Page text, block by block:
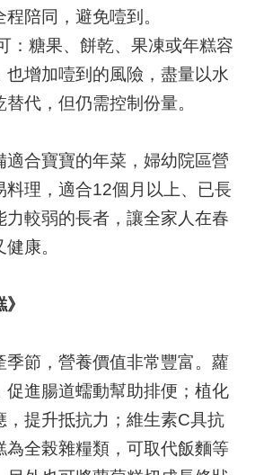
陪同，避免噎到。
：糖果、餅乾、果凍或年糕容
也增加噎到的風險，盡量以水
代，但仍需控制份量。
適合寶寶的年菜，婦幼院區營
料理，適合12個月以上、已長
力較弱的長者，讓全家人在春
康。
季節，營養價值非常豐富。蘿
促進腸道蠕動幫助排便；植化
，提升抵抗力；維生素C具抗
為全榖雜糧類，可取代飯麵等